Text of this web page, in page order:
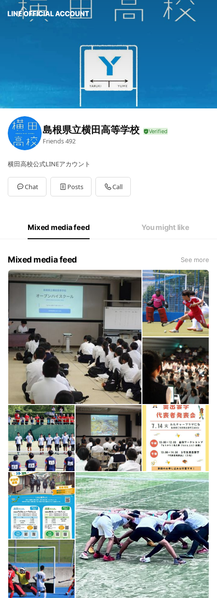
島根県立横田高等学校
Friends492
横田高校公式LINEアカウント
Chat Posts Call
Mixed media feed You might like
Mixed media feed See more